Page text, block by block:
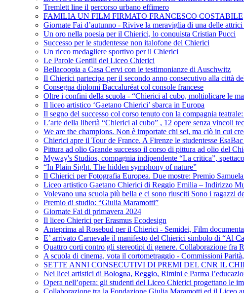
Tremlett line il percorso urbano effimero
FAMILIA UN FILM FIRMATO FRANCESCO COSTABILE
Giornate Fai d’autunno - Rivive la meraviglia di una delle
Un oro nella poesia per il Chierici, lo conquista Cristian Pucci
Successo per le studentesse non italofone del Chierici
Un ricco medagliere sportivo per il Chierici
Le Parole Gentili del Liceo Chierici
Bellacoopia a Casa Cervi con le testimonianze di Auschwitz
Il Chierici partecipa per il secondo anno consecutivo alla città
Consegna diplomi Baccaluréat col console francese
Oltre i confini della scuola - “Chierici al cubo, moltiplicare le
Il liceo artistico ‘Gaetano Chierici’ sbarca in Europa
Il segno del successo col corso tenuto con la compagnia
L’arte della libertà “Chierici al cubo” , 12 opere senza vincoli
We are the champions. Non è importate chi sei, ma ciò in cui
Chierici apre il Tour de France. A Firenze le studentesse
Pittura ad olio Grande successo il corso di pittura ad olio del
Myway's Studios, compagnia indipendente “La critica”,
“In Plain Sight. The hidden symphony of nature”
Il Chierici per Fotografia Europea. Due mostre: Premio
Liceo artistico Gaetano Chierici di Reggio Emilia – Indirizzo
Volevano una scuola più bella e ci sono riusciti Sono i ragazzi
Premio di studio: “Giulia Maramotti”
Giornate Fai di primavera 2024
Il liceo Chierici per Erasmus Ecodesign
Anteprima al Rosebud per il Chierici - Semidei, Film
E’ arrivato Carnevale il manifesto del Chierici simbolo di “Al
Quattro corti contro gli stereotipi di genere. Collaborazione fra
A scuola di cinema, vota il cortometraggio - Commissioni
SETTE ANNI CONSECUTIVI DI PREMI DEL CNR IL
Nei licei artistici di Bologna, Reggio, Rimini e Parma
Opera nell’opera: gli studenti del Liceo Chierici progettano le